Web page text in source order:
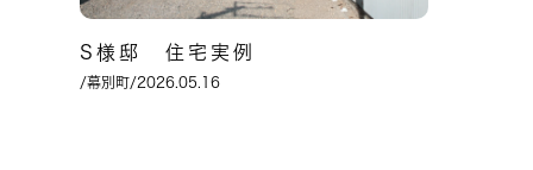
S様邸 住宅実例
/幕別町/2026.05.16